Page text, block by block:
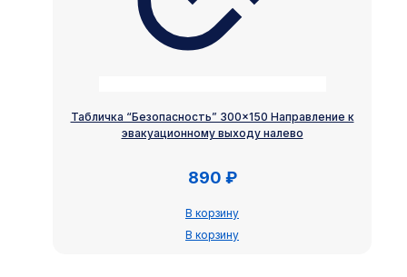
Табличка “Безопасность” 300×150 Направление к
эвакуационному выходу налево
890 ₽
В корзину
В корзину